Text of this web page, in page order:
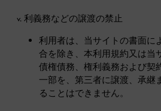
利義務などの譲渡の禁止
利用者は、当サイトの書面に
合を除き、本利用規約又は当
債権債務、権利義務および契
一部を、第三者に譲渡、承継
ることはできません。